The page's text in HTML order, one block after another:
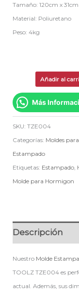
Tamaño: 120cm x 31cm
Material: Poliuretano
Peso: 4kg
Añadir al
Más
SKU:TZE004
Categorías: Moldes
Estampado
Etiquetas: Estampado
Molde para Hormigon
Descripción
Nuestro Molde
TOOLZ TZE004 es
actual. Además, sus